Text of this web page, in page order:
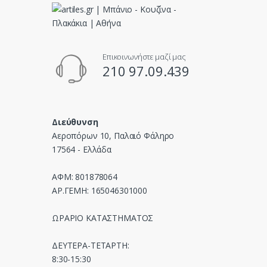
Επικοινωνήστε μαζί μας
210 97.09.439
Διεύθυνση
Αεροπόρων 10, Παλαιό Φάληρο
17564 - Ελλάδα
ΑΦΜ: 801878064
ΑΡ.ΓΕΜΗ: 165046301000
ΩΡΑΡΙΟ ΚΑΤΑΣΤΗΜΑΤΟΣ
ΔΕΥΤΕΡΑ-ΤΕΤΑΡΤΗ:
8:30-15:30